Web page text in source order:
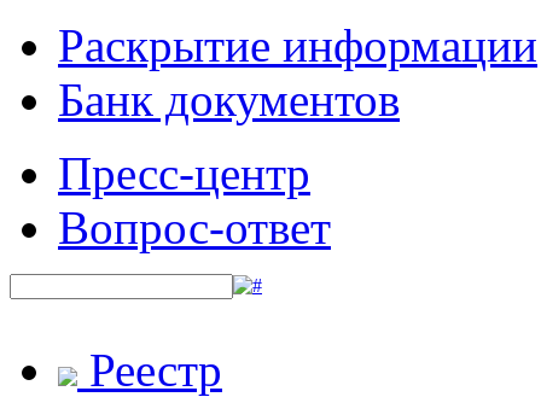
Раскрытие информации
Банк документов
Пресс-центр
Вопрос-ответ
Реестр